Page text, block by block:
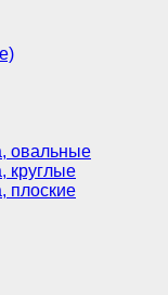
овальные
круглые
плоские